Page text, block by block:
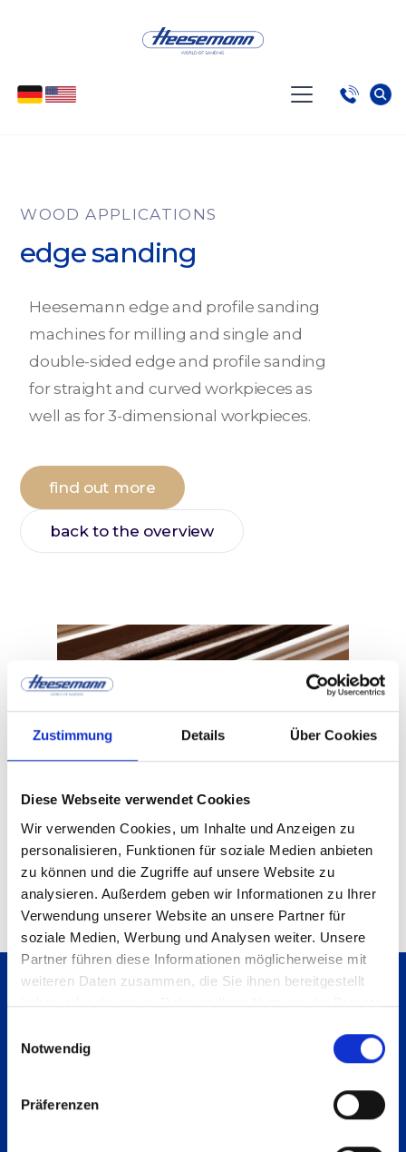
Zustimmung Details Über Cookies
Diese Webseite verwendet Cookies
Wir verwenden Cookies, um Inhalte und Anzeigen zu
personalisieren, Funktionen für soziale Medien anbieten
zu können und die Zugriffe auf unsere Website zu
analysieren. Außerdem geben wir Informationen zu Ihrer
Verwendung unserer Website an unsere Partner für
soziale Medien, Werbung und Analysen weiter. Unsere
Partner führen diese Informationen möglicherweise mit
weiteren Daten zusammen, die Sie ihnen bereitgestellt
haben oder die sie im Rahmen Ihrer Nutzung der Dienste
Notwendig
Präferenzen
WOOD APPLICATIONS
edge sanding
Heesemann edge and profile sanding
machines for milling and single and
double-sided edge and profile sanding
for straight and curved workpieces as
well as for 3-dimensional workpieces.
find out more
back to the overview
Back to the top of the page